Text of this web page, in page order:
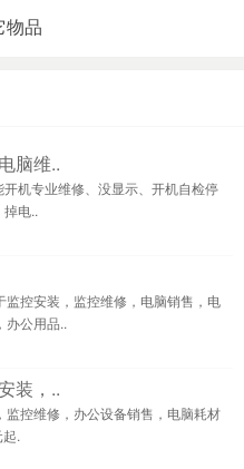
物品
脑维..
机专业维修、没显示、开机自检停
掉电..
监控安装，监控维修，电脑销售，电
办公用品..
装，..
监控维修，办公设备销售，电脑耗材
.